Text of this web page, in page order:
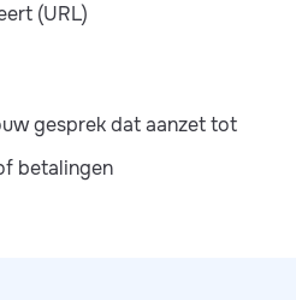
(URL)
gesprek dat aanzet tot
betalingen